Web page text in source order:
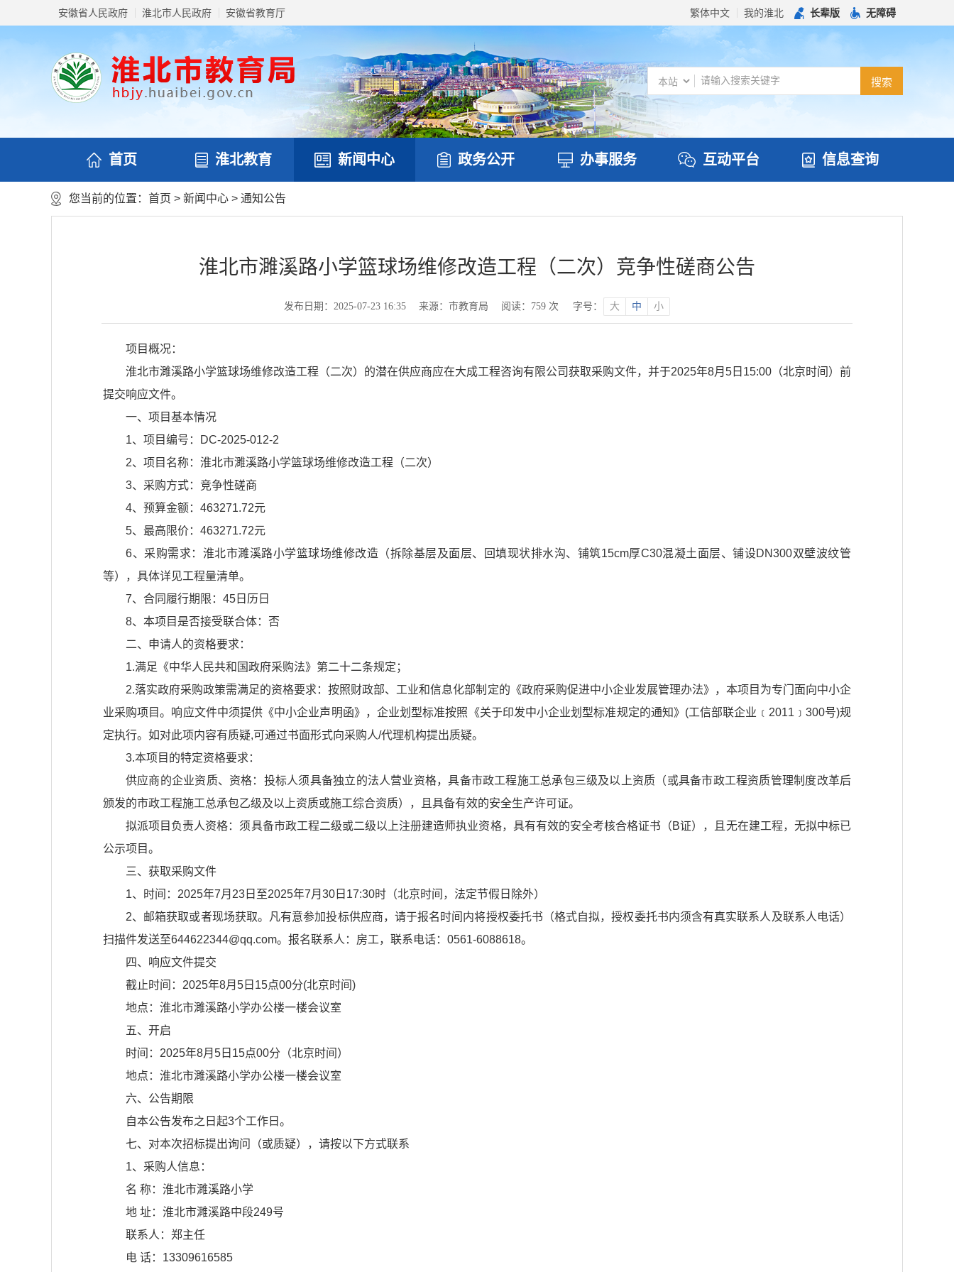
安徽省人民政府 淮北市人民政府 安徽省教育厅 繁体中文 我的淮北 长辈版 无障碍
首页 淮北教育 新闻中心 政务公开 办事服务 互动平台 信息查询
您当前的位置： 首页 > 新闻中心 > 通知公告
淮北市濉溪路小学篮球场维修改造工程（二次）竞争性磋商公告
发布日期：2025-07-23 16:35 来源：市教育局 阅读： 759 次 字号： 大 中 小
项目概况：
淮北市濉溪路小学篮球场维修改造工程（二次）的潜在供应商应在大成工程咨询有限公司获取采购文件，并于2025年8月5日15:00（北京时间）前
提交响应文件。
一、项目基本情况
1、项目编号：DC-2025-012-2
2、项目名称：淮北市濉溪路小学篮球场维修改造工程（二次）
3、采购方式：竞争性磋商
4、预算金额：463271.72元
5、最高限价：463271.72元
6、采购需求：淮北市濉溪路小学篮球场维修改造（拆除基层及面层、回填现状排水沟、铺筑15cm厚C30混凝土面层、铺设DN300双壁波纹管
等），具体详见工程量清单。
7、合同履行期限：45日历日
8、本项目是否接受联合体：否
二、申请人的资格要求：
1.满足《中华人民共和国政府采购法》第二十二条规定；
2.落实政府采购政策需满足的资格要求：按照财政部、工业和信息化部制定的《政府采购促进中小企业发展管理办法》，本项目为专门面向中小企
业采购项目。响应文件中须提供《中小企业声明函》，企业划型标准按照《关于印发中小企业划型标准规定的通知》(工信部联企业﹝2011﹞300号)规
定执行。如对此项内容有质疑,可通过书面形式向采购人/代理机构提出质疑。
3.本项目的特定资格要求：
供应商的企业资质、资格：投标人须具备独立的法人营业资格，具备市政工程施工总承包三级及以上资质（或具备市政工程资质管理制度改革后
颁发的市政工程施工总承包乙级及以上资质或施工综合资质），且具备有效的安全生产许可证。
拟派项目负责人资格：须具备市政工程二级或二级以上注册建造师执业资格，具有有效的安全考核合格证书（B证），且无在建工程，无拟中标已
公示项目。
三、获取采购文件
1、时间：2025年7月23日至2025年7月30日17:30时（北京时间，法定节假日除外）
2、邮箱获取或者现场获取。凡有意参加投标供应商，请于报名时间内将授权委托书（格式自拟，授权委托书内须含有真实联系人及联系人电话）
扫描件发送至644622344@qq.com。报名联系人：房工，联系电话：0561-6088618。
四、响应文件提交
截止时间：2025年8月5日15点00分(北京时间)
地点：淮北市濉溪路小学办公楼一楼会议室
五、开启
时间：2025年8月5日15点00分（北京时间）
地点：淮北市濉溪路小学办公楼一楼会议室
六、公告期限
自本公告发布之日起3个工作日。
七、对本次招标提出询问（或质疑），请按以下方式联系
1、采购人信息：
名 称：淮北市濉溪路小学
地 址：淮北市濉溪路中段249号
联系人：郑主任
电 话：13309616585